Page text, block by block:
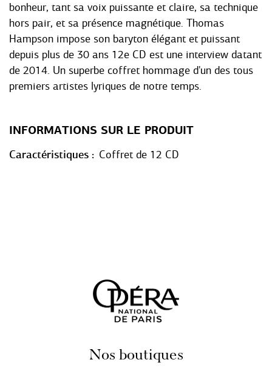
bonheur, tant sa voix puissante et claire, sa technique
hors pair, et sa présence magnétique. Thomas
Hampson impose son baryton élégant et puissant
depuis plus de 30 ans 12e CD est une interview datant
de 2014. Un superbe coffret hommage d'un des tous
premiers artistes lyriques de notre temps.
INFORMATIONS SUR LE PRODUIT
Caractéristiques Coffret de 12 CD
Nos boutiques